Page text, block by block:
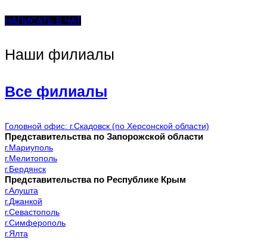
НАПИСАТЬ В ЧАТ
Наши филиалы
Все филиалы
Головной офис: г.Скадовск (по Херсонской области)
Представительства по Запорожской области
г.Мариуполь
г.Мелитополь
г.Бердянск
Представительства по Республике Крым
г.Алушта
г.Джанкой
г.Севастополь
г.Симферополь
г.Ялта